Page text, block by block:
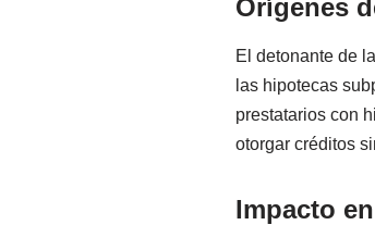
Orígenes
El detonante de
las hipotecas
prestatarios con
otorgar créditos
Impacto